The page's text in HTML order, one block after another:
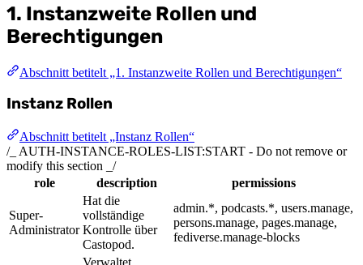
1. Instanzweite Rollen und
Berechtigungen
Abschnitt betitelt „1. Instanzweite Rollen und Berechtigungen“
Instanz Rollen
Abschnitt betitelt „Instanz Rollen“
/_ AUTH-INSTANCE-ROLES-LIST:START - Do not remove or
modify this section _/
role
description permissions
Super-
Administrator
Hat die
vollständige
Kontrolle über
Castopod.
admin.*, podcasts.*, users.manage,
persons.manage, pages.manage,
fediverse.manage-blocks
Verwaltet